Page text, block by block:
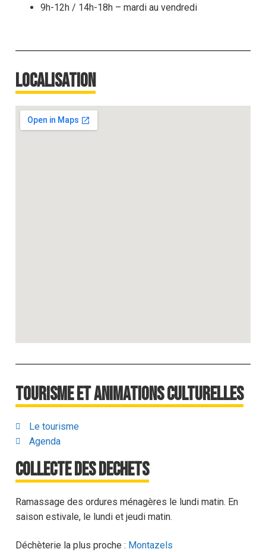
9h-12h / 14h-18h – mardi au vendredi
Localisation
Tourisme et animations culturelles
Le tourisme
Agenda
Collecte des dechets
Ramassage des ordures ménagères le lundi matin. En
saison estivale, le lundi et jeudi matin.
Déchèterie la plus proche : Montazels